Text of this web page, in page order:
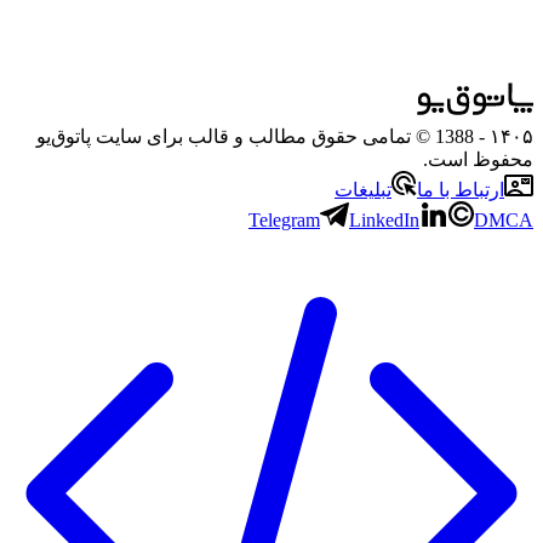
۱۴۰۵
- 1388 © تمامی حقوق مطالب و قالب برای سایت پاتوق‌یو
محفوظ است.
ارتباط با ما
تبلیغات
Telegram
LinkedIn DMCA